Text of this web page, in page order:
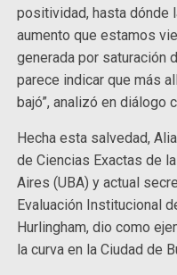
positividad, hasta dónde
aumento que estamos
generada por saturación
parece indicar que más
bajó”, analizó en diálogo
Hecha esta salvedad,
de Ciencias Exactas de
Aires (UBA) y actual
Evaluación Institucional
Hurlingham, dio como
la curva en la Ciudad de